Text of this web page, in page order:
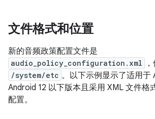
文件格式和位置
新的音频政策配置文件是
audio_policy_configuration.xml
/system/etc 。以下示例显示了适用于
Android 12 以下版本且采用 XML 文件格
配置。